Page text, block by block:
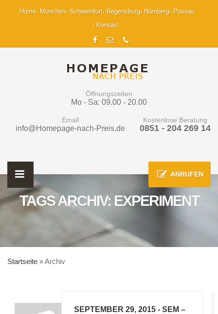
Home München Schweinfurt Regensburg Nürnberg
Passau
Kontakt
Öffnungszeiten
Mo - Sa: 09.00 - 20.00
Email
info@Homepage-nach-Preis.de
Kostenlose Beratung
0851 - 204 269 14
ANRUFEN
TAGS ARCHIV: EXPERIMENT
Startseite »Archiv
SEPTEMBER 29, 2015 - SEM –